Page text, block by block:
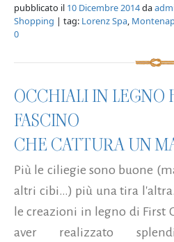
pubblicato il 10 Dicembre 2014da
Shopping | tag: Lorenz Spa,
0
OCCHIALI IN LEGNO
FASCINO
CHE CATTURA UN
Più le ciliegie sono buone
altri cibi…) più una tira l'altra.
le creazioni in legno di First
aver realizzato